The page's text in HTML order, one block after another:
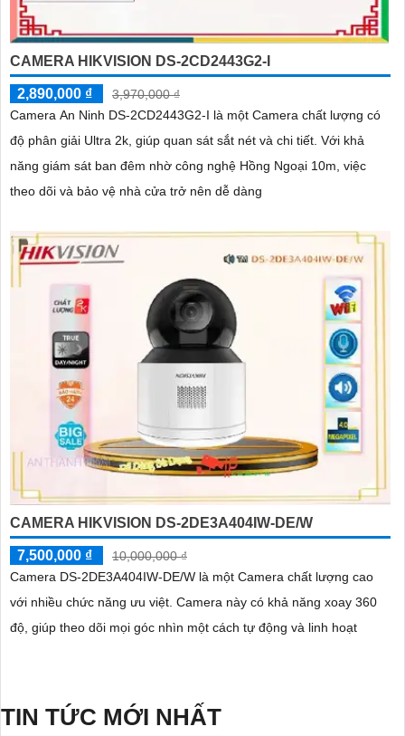
CAMERA HIKVISION DS-2CD2443G2-I
2,890,000 ₫
3,970,000 ₫
Camera An Ninh DS-2CD2443G2-I là một Camera chất lượng có
độ phân giải Ultra 2k, giúp quan sát sắt nét và chi tiết. Với khả
năng giám sát ban đêm nhờ công nghệ Hồng Ngoại 10m, việc
theo dõi và bảo vệ nhà cửa trở nên dễ dàng
CAMERA HIKVISION DS-2DE3A404IW-DE/W
7,500,000 ₫
10,000,000 ₫
Camera DS-2DE3A404IW-DE/W là một Camera chất lượng cao
với nhiều chức năng ưu việt. Camera này có khả năng xoay 360
độ, giúp theo dõi mọi góc nhìn một cách tự động và linh hoạt
TIN TỨC MỚI NHẤT